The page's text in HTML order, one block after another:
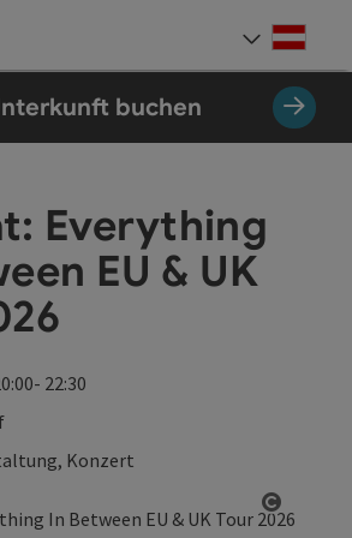
buchen
Everything
EU & UK
22:30
Konzert